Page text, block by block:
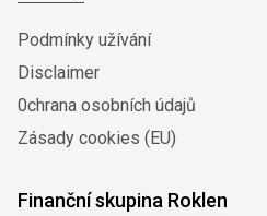
Podmínky užívání
Disclaimer
0chrana osobních údajů
Zásady cookies (EU)
Finanční skupina Roklen